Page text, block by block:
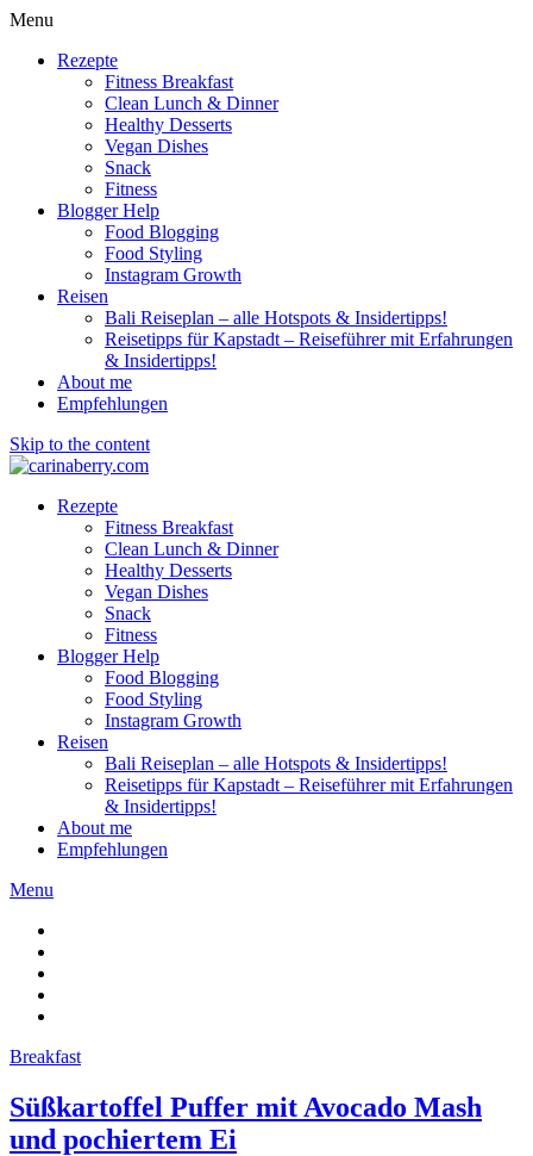
Menu
Rezepte
Fitness Breakfast
Clean Lunch & Dinner
Healthy Desserts
Vegan Dishes
Snack
Fitness
Blogger Help
Food Blogging
Food Styling
Instagram Growth
Reisen
Bali Reiseplan – alle Hotspots & Insidertipps!
Reisetipps für Kapstadt – Reiseführer mit Erfahrungen
& Insidertipps!
About me
Empfehlungen
Skip to the content
Rezepte
Fitness Breakfast
Clean Lunch & Dinner
Healthy Desserts
Vegan Dishes
Snack
Fitness
Blogger Help
Food Blogging
Food Styling
Instagram Growth
Reisen
Bali Reiseplan – alle Hotspots & Insidertipps!
Reisetipps für Kapstadt – Reiseführer mit Erfahrungen
& Insidertipps!
About me
Empfehlungen
Menu
Breakfast
Süßkartoffel Puffer mit Avocado Mash
und pochiertem Ei